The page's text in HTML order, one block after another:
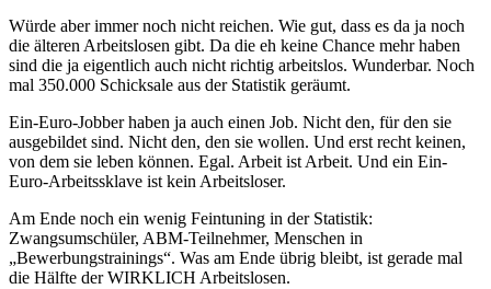
Würde aber immer noch nicht reichen. Wie gut, dass es da ja noch
die älteren Arbeitslosen gibt. Da die eh keine Chance mehr haben
sind die ja eigentlich auch nicht richtig arbeitslos. Wunderbar. Noch
mal 350.000 Schicksale aus der Statistik geräumt.
Ein-Euro-Jobber haben ja auch einen Job. Nicht den, für den sie
ausgebildet sind. Nicht den, den sie wollen. Und erst recht keinen,
von dem sie leben können. Egal. Arbeit ist Arbeit. Und ein Ein-
Euro-Arbeitssklave ist kein Arbeitsloser.
Am Ende noch ein wenig Feintuning in der Statistik:
Zwangsumschüler, ABM-Teilnehmer, Menschen in
„Bewerbungstrainings“. Was am Ende übrig bleibt, ist gerade mal
die Hälfte der WIRKLICH Arbeitslosen.